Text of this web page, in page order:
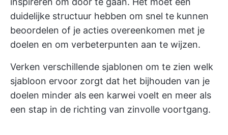
duidelijke structuur hebben om snel te kunnen
beoordelen of je acties overeenkomen met je
doelen en om verbeterpunten aan te wijzen.
Verken verschillende sjablonen om te zien welk
sjabloon ervoor zorgt dat het bijhouden van je
doelen minder als een karwei voelt en meer als
een stap in de richting van zinvolle voortgang.